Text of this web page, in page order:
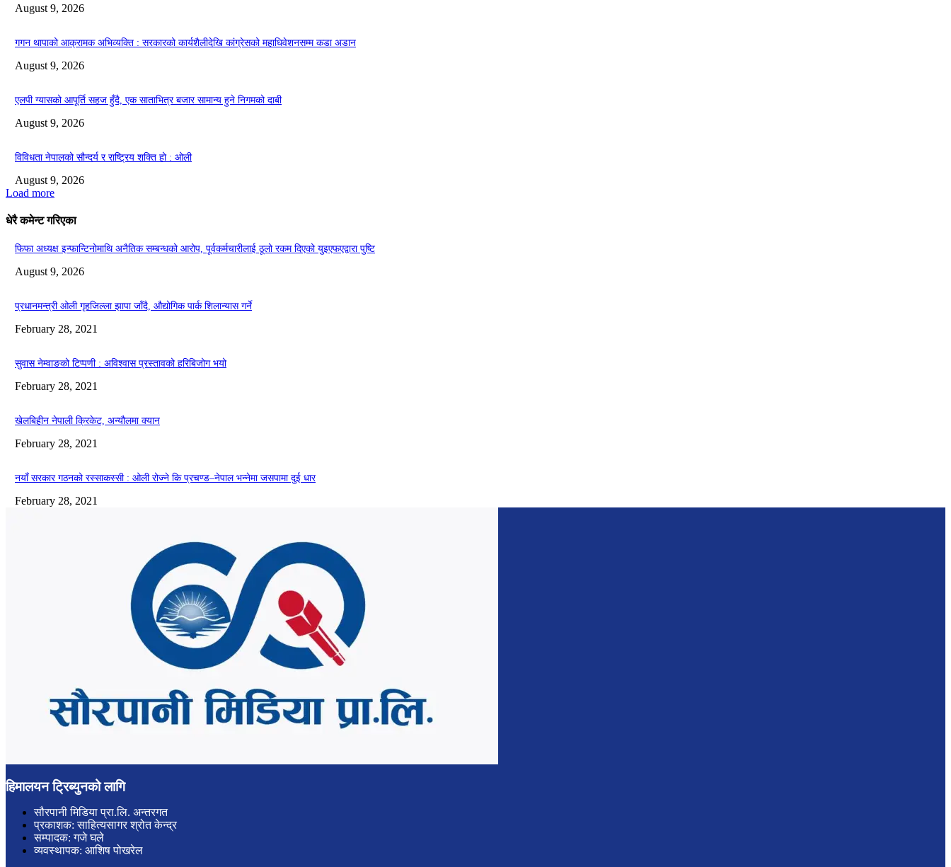
August 9, 2026
गगन थापाको आक्रामक अभिव्यक्ति : सरकारको कार्यशैलीदेखि कांग्रेसको महाधिवेशनसम्म कडा अडान
August 9, 2026
एलपी ग्यासको आपूर्ति सहज हुँदै, एक साताभित्र बजार सामान्य हुने निगमको दाबी
August 9, 2026
विविधता नेपालको सौन्दर्य र राष्ट्रिय शक्ति हो : ओली
August 9, 2026
Load more
धेरै कमेन्ट गरिएका
फिफा अध्यक्ष इन्फान्टिनोमाथि अनैतिक सम्बन्धको आरोप, पूर्वकर्मचारीलाई ठूलो रकम दिएको युइएफएद्वारा पुष्टि
August 9, 2026
प्रधानमन्त्री ओली गृहजिल्ला झापा जाँदै, औद्योगिक पार्क शिलान्यास गर्ने
February 28, 2021
सुवास नेम्वाङको टिप्पणी : अविश्वास प्रस्तावको हरिबिजोग भयो
February 28, 2021
खेलबिहीन नेपाली क्रिकेट, अन्यौलमा क्यान
February 28, 2021
नयाँ सरकार गठनको रस्साकस्सी : ओली रोज्ने कि प्रचण्ड–नेपाल भन्नेमा जसपामा दुई धार
February 28, 2021
हिमालयन ट्रिब्युनको लागि
सौरपानी मिडिया प्रा.लि. अन्तरगत
प्रकाशक: साहित्यसागर श्रोत केन्द्र
सम्पादक: गजे घले
व्यवस्थापक: आशिष पोखरेल